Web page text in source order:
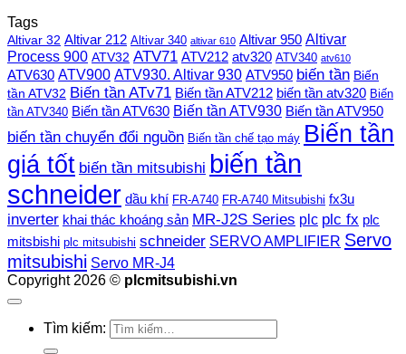
Tags
Altivar 32 Altivar 212 Altivar 340 altivar 610 Altivar 950 Altivar
Process 900 ATV32 ATV71 ATV212 atv320 ATV340 atv610
ATV630 ATV900 ATV930. Altivar 930 ATV950 biến tần Biến
tần ATV32 Biến tần ATv71 Biến tần ATV212 biến tần atv320 Biến
tần ATV340 Biến tần ATV630 Biến tần ATV930 Biến tần ATV950
biến tần chuyển đổi nguồn Biến tần chế tạo máy Biến tần
giá tốt biến tần mitsubishi biến tần
schneider dầu khí FR-A740 FR-A740 Mitsubishi fx3u
inverter khai thác khoáng sản MR-J2S Series plc plc fx plc
mitsbishi plc mitsubishi schneider SERVO AMPLIFIER Servo
mitsubishi Servo MR-J4
Copyright 2026 © plcmitsubishi.vn
Tìm kiếm: